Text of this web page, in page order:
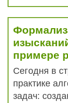
примере
Сегодня в
практике
задач: